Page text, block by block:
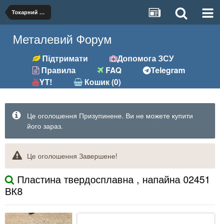
Токарний (різці, вставки)
Металевий Форум
Підтримати
Допомога ЗСУ
Правила
FAQ
Telegram
YT!
Кошик (0)
Це оголошення Призупинене. Ви не можете купити
його зараз.
Це оголошення Завершене!
Пластина твердосплавна , напайна 02451
ВК8